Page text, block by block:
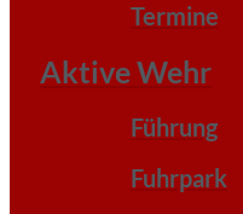
Termine
Aktive Wehr
Führung
Fuhrpark